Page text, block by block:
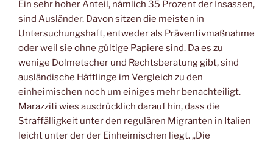
Ein sehr hoher Anteil, nämlich 35 Prozent der Insassen,
sind Ausländer. Davon sitzen die meisten in
Untersuchungshaft, entweder als Präventivmaßnahme
oder weil sie ohne gültige Papiere sind. Da es zu
wenige Dolmetscher und Rechtsberatung gibt, sind
ausländische Häftlinge im Vergleich zu den
einheimischen noch um einiges mehr benachteiligt.
Marazziti wies ausdrücklich darauf hin, dass die
Straffälligkeit unter den regulären Migranten in Italien
leicht unter der der Einheimischen liegt. „Die